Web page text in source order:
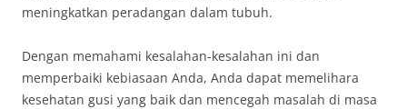
meningkatkan peradangan dalam tubuh.
Dengan memahami kesalahan-kesalahan ini dan
memperbaiki kebiasaan Anda, Anda dapat memelihara
kesehatan gusi yang baik dan mencegah masalah di masa